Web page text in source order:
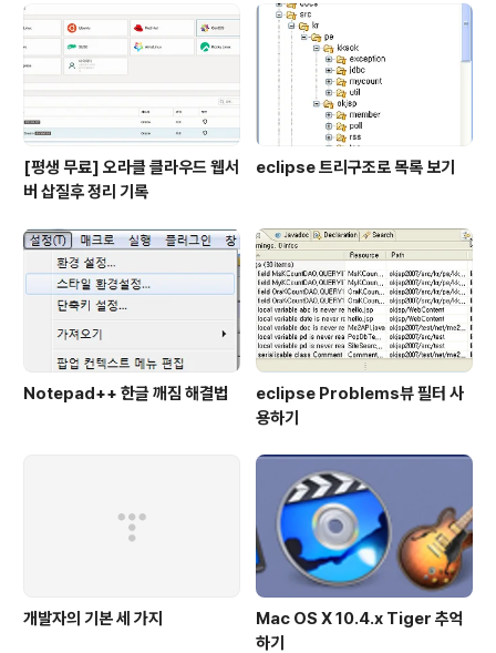
[평생 무료] 오라클 클라우드 웹서
버 삽질후 정리 기록
eclipse 트리구조로 목록 보기
Notepad++ 한글 깨짐 해결법
eclipse Problems뷰 필터 사
용하기
개발자의 기본 세 가지
Mac OS X 10.4.x Tiger 추억
하기